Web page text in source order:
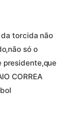
torcida não
só o
presidente,que
CORREA